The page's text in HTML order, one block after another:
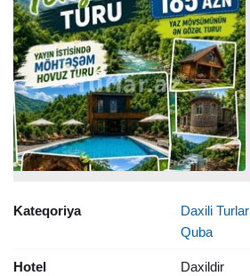
Kateqoriya
Daxili Turlar
Quba
Hotel Daxildir